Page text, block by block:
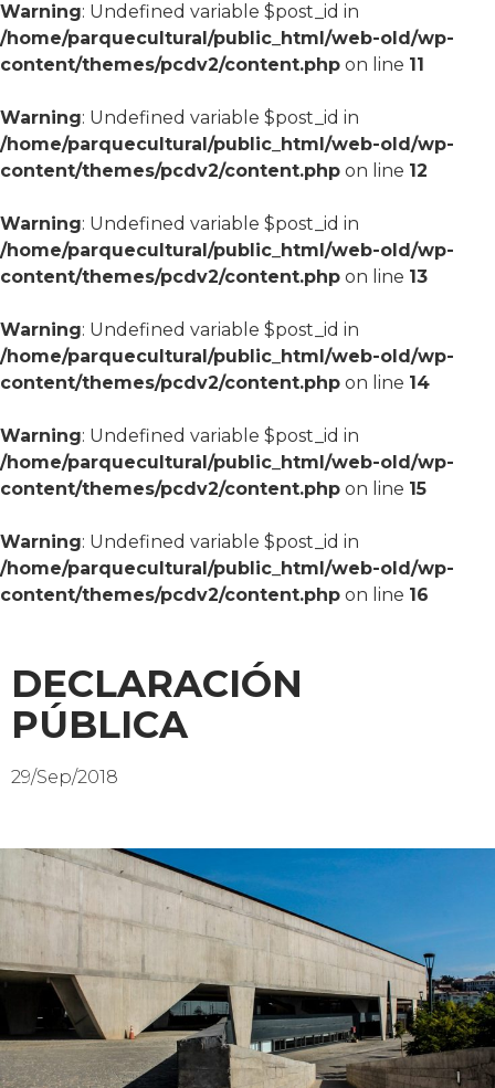
Warning: Undefined variable $post_id in
/home/parquecultural/public_html/web-old/wp-
content/themes/pcdv2/content.php on line 11
Warning: Undefined variable $post_id in
/home/parquecultural/public_html/web-old/wp-
content/themes/pcdv2/content.php on line 12
Warning: Undefined variable $post_id in
/home/parquecultural/public_html/web-old/wp-
content/themes/pcdv2/content.php on line 13
Warning: Undefined variable $post_id in
/home/parquecultural/public_html/web-old/wp-
content/themes/pcdv2/content.php on line 14
Warning: Undefined variable $post_id in
/home/parquecultural/public_html/web-old/wp-
content/themes/pcdv2/content.php on line 15
Warning: Undefined variable $post_id in
/home/parquecultural/public_html/web-old/wp-
content/themes/pcdv2/content.php on line 16
DECLARACIÓN
PÚBLICA
29/Sep/2018